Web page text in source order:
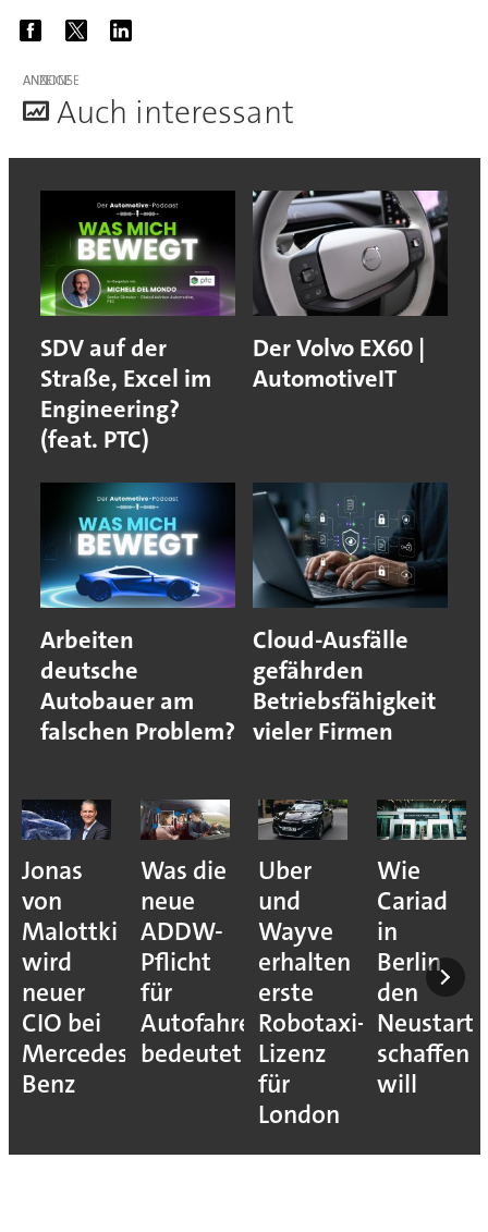
ANZEIGE
Auch interessant
SDV auf der
Straße, Excel im
Engineering?
(feat. PTC)
Der Volvo EX60 |
AutomotiveIT
Arbeiten
deutsche
Autobauer am
falschen Problem?
Cloud-Ausfälle
gefährden
Betriebsfähigkeit
vieler Firmen
Jonas
von
Malottki
wird
neuer
CIO bei
Mercedes-
Benz
Was die
neue
ADDW-
Pflicht
für
Autofahrer
bedeutet
Uber
und
Wayve
erhalten
erste
Robotaxi-
Lizenz
für
London
Wie
Cariad
in
Berlin
den
Neustart
schaffen
will